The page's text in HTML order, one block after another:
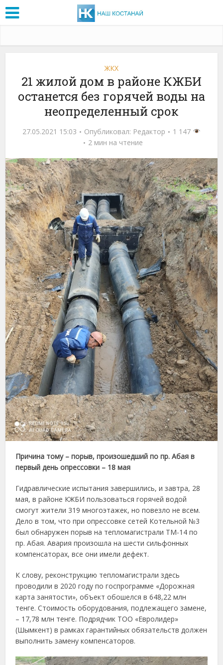
ЖКХ
21 жилой дом в районе КЖБИ
останется без горячей воды на
неопределенный срок
27.05.2021 15:03 Опубликовал: Редактор
1 147
2 мин на чтение
Причина тому – порыв, произошедший по пр. Абая в
первый день опрессовки – 18 мая
Гидравлические испытания завершились, и завтра, 28
мая, в районе КЖБИ пользоваться горячей водой
смогут жители 319 многоэтажек, но повезло не всем.
Дело в том, что при опрессовке сетей Котельной №3
был обнаружен порыв на тепломагистрали ТМ-14 по
пр. Абая. Авария произошла на шести сильфонных
компенсаторах, все они имели дефект.
К слову, реконструкцию тепломагистрали здесь
проводили в 2020 году по госпрограмме «Дорожная
карта занятости», объект обошелся в 648,22 млн
тенге. Стоимость оборудования, подлежащего замене,
– 17,78 млн тенге. Подрядчик ТОО «Евролидер»
(Шымкент) в рамках гарантийных обязательств должен
выполнить замену компенсаторов.